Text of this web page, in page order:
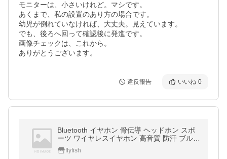
モニターは、小さいけれど。マシです。
あくまで、私の設置のあり方の場合です。
幼児が倒れていなければ、大丈夫。見えています。
でも、後ろへ回って確認後に発進です。
画像チェックは、これから。
ありがとうございます。
違反報告 いいね 0
Bluetooth イヤホン 骨伝導 ヘッドホン スポ
ーツ ワイヤレスイヤホン 高音質 防汗 ブルー
トゥース イヤホン マイク内蔵 ヘッドセット
(A1Z8GCDHe)
flyfish